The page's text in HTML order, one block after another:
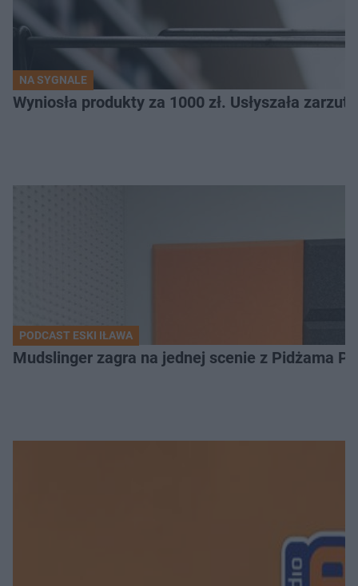
NA SYGNALE
Wyniosła produkty za 1000 zł. Usłyszała zarzuty
PODCAST ESKI IŁAWA
Mudslinger zagra na jednej scenie z Pidżama